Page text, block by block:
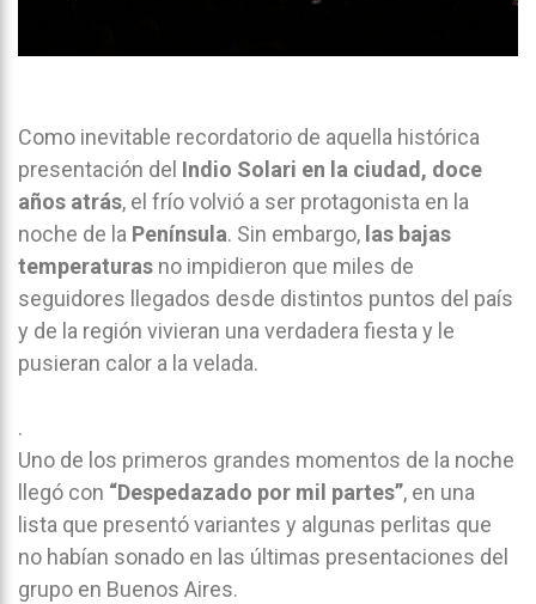
Como inevitable recordatorio de aquella histórica
presentación del Indio Solari en la ciudad, doce
años atrás, el frío volvió a ser protagonista en la
noche de la Península. Sin embargo, las bajas
temperaturas no impidieron que miles de
seguidores llegados desde distintos puntos del país
y de la región vivieran una verdadera fiesta y le
pusieran calor a la velada.
.
Uno de los primeros grandes momentos de la noche
llegó con “Despedazado por mil partes”, en una
lista que presentó variantes y algunas perlitas que
no habían sonado en las últimas presentaciones del
grupo en Buenos Aires.